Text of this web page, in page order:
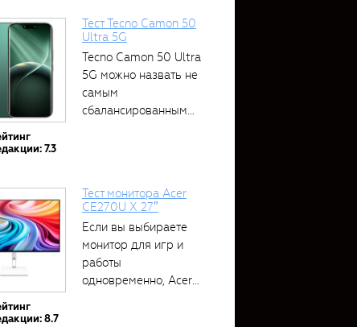
7.3
Тест Tecno Camon 50
Ultra 5G
Tecno Camon 50 Ultra
5G можно назвать не
самым
сбалансированным
8.7
Тест монитора Acer
CE270U X 27″
Если вы выбираете
монитор для игр и
работы
одновременно, Acer